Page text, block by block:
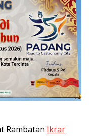
Rambatan Ikrar